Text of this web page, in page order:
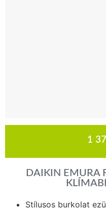
1
DAIKIN EMURA
Stílusos burkolat